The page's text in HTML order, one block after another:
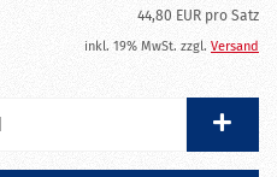
44,80 EUR pro Satz
inkl. 19% MwSt. zzgl. Versand